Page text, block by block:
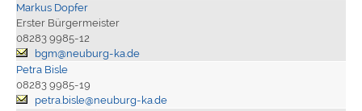
Markus Dopfer
Erster Bürgermeister
08283 9985-12
bgm@neuburg-ka.de
Petra Bisle
08283 9985-19
petra.bisle@neuburg-ka.de